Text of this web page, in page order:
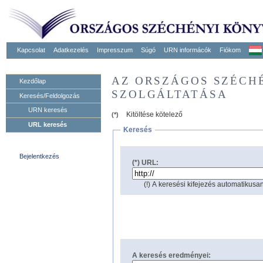
Kapcsolat Adatkezelés Impresszum Súgó URN informácók Fiókom
Kezdőlap
Keresés/Feldolgozás
URN keresés
URL keresés
Bejelentkezés
AZ ORSZÁGOS
SZOLGÁLTATÁSA
(*)
Kitöltése kötelező
Keresés
(*) URL:
(!) A keresési kifejezés
A keresés eredményei: